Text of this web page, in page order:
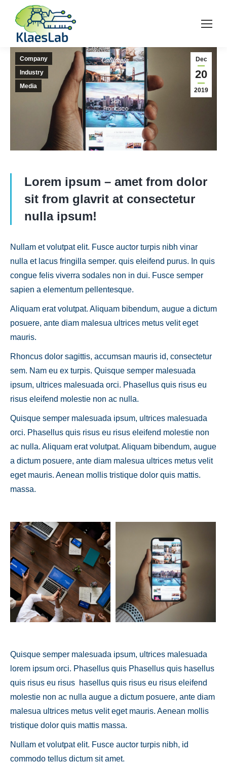
Dec
20
2019
Company
Industry
Media
Lorem ipsum – amet from dolor
sit from glavrit at consectetur
nulla ipsum!
Nullam et volutpat elit. Fusce auctor turpis nibh vinar
nulla et lacus fringilla semper. quis eleifend purus. In quis
congue felis viverra sodales non in dui. Fusce semper
sapien a elementum pellentesque.
Aliquam erat volutpat. Aliquam bibendum, augue a dictum
posuere, ante diam malesua ultrices metus velit eget
mauris.
Rhoncus dolor sagittis, accumsan mauris id, consectetur
sem. Nam eu ex turpis. Quisque semper malesuada
ipsum, ultrices malesuada orci. Phasellus quis risus eu
risus eleifend molestie non ac nulla.
Quisque semper malesuada ipsum, ultrices malesuada
orci. Phasellus quis risus eu risus eleifend molestie non
ac nulla. Aliquam erat volutpat. Aliquam bibendum, augue
a dictum posuere, ante diam malesua ultrices metus velit
eget mauris. Aenean mollis tristique dolor quis mattis.
massa.
Quisque semper malesuada ipsum, ultrices malesuada
lorem ipsum orci. Phasellus quis Phasellus quis hasellus
quis risus eu risus hasellus quis risus eu risus eleifend
molestie non ac nulla augue a dictum posuere, ante diam
malesua ultrices metus velit eget mauris. Aenean mollis
tristique dolor quis mattis massa.
Nullam et volutpat elit. Fusce auctor turpis nibh, id
commodo tellus dictum sit amet.